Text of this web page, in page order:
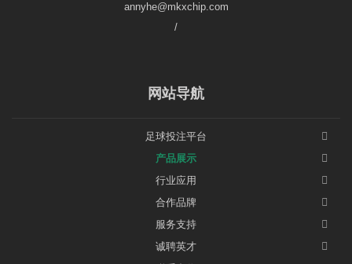
annyhe@mkxchip.com
/
网站导航
足球投注平台
产品展示
行业应用
合作品牌
服务支持
诚聘英才